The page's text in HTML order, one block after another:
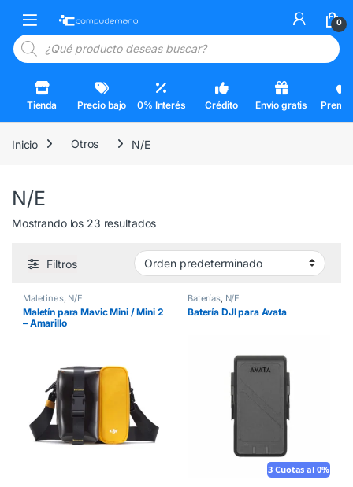
Open 0
Búsqueda de productos
Tienda Precio bajo 0% Interés Crédito Envío gratis
Inicio Otros N/E
N/E
Mostrando los 23 resultados
Filtros
Maletines, N/E
Maletín para Mavic Mini / Mini 2
– Amarillo
Baterías, N/E
Batería DJI para Avata
3 Cuotas al 0%